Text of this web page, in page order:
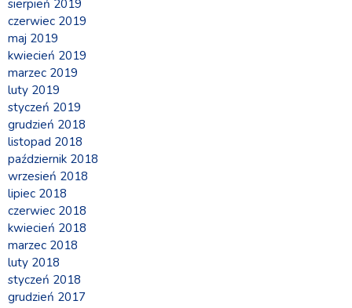
sierpień 2019
czerwiec 2019
maj 2019
kwiecień 2019
marzec 2019
luty 2019
styczeń 2019
grudzień 2018
listopad 2018
październik 2018
wrzesień 2018
lipiec 2018
czerwiec 2018
kwiecień 2018
marzec 2018
luty 2018
styczeń 2018
grudzień 2017